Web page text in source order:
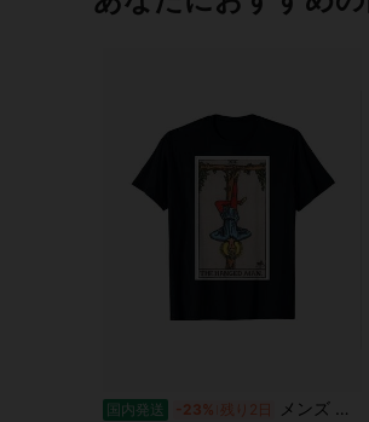
国内発送 -23% 残り2日 メンズ クイックドライ コットンTシャツ - 男性用タロットカードデザイン「The Hanged」